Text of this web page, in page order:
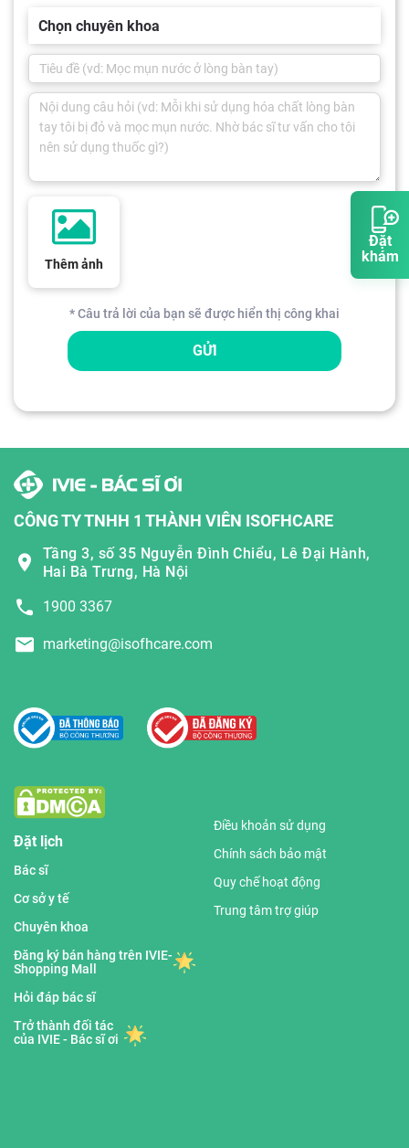
Đặt
khám
Chọn chuyên khoa
Thêm ảnh
* Câu trả lời của bạn sẽ được hiển thị công khai
GỬI
CÔNG TY TNHH 1 THÀNH VIÊN ISOFHCARE
Tầng 3, số 35 Nguyễn Đình Chiểu, Lê Đại Hành,
Hai Bà Trưng, Hà Nội
1900 3367
marketing@isofhcare.com
Đặt lịch
Bác sĩ
Cơ sở y tế
Chuyên khoa
Đăng ký bán hàng trên IVIE-
Shopping Mall
Hỏi đáp bác sĩ
Trở thành đối tác
của IVIE - Bác sĩ ơi
Điều khoản sử dụng
Chính sách bảo mật
Quy chế hoạt động
Trung tâm trợ giúp